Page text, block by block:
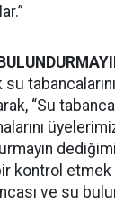
su
“Su
kontrol
ve su